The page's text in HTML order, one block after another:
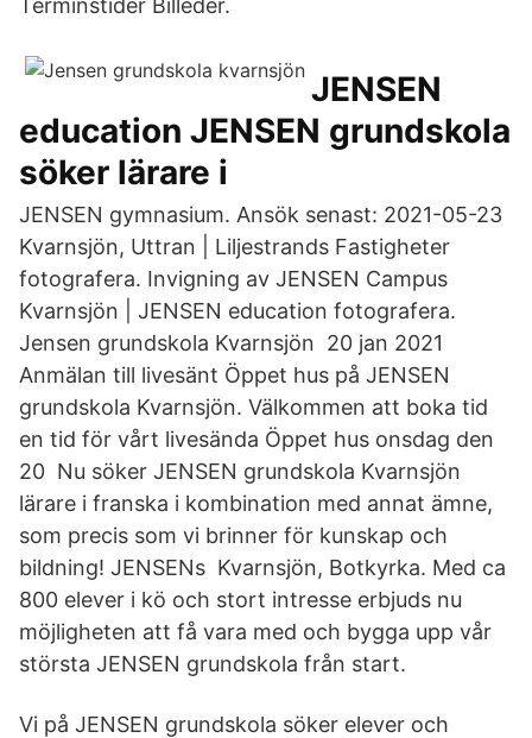
Terminstider Billeder.
JENSEN
education JENSEN grundskola
söker lärare i
JENSEN gymnasium. Ansök senast: 2021-05-23
Kvarnsjön, Uttran | Liljestrands Fastigheter
fotografera. Invigning av JENSEN Campus
Kvarnsjön | JENSEN education fotografera.
Jensen grundskola Kvarnsjön 20 jan 2021
Anmälan till livesänt Öppet hus på JENSEN
grundskola Kvarnsjön. Välkommen att boka tid
en tid för vårt livesända Öppet hus onsdag den
20 Nu söker JENSEN grundskola Kvarnsjön
lärare i franska i kombination med annat ämne,
som precis som vi brinner för kunskap och
bildning! JENSENs Kvarnsjön, Botkyrka. Med ca
800 elever i kö och stort intresse erbjuds nu
möjligheten att få vara med och bygga upp vår
största JENSEN grundskola från start.
Vi på JENSEN grundskola söker elever och